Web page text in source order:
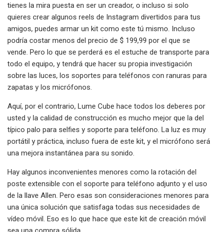
tienes la mira puesta en ser un creador, o incluso si solo
quieres crear algunos reels de Instagram divertidos para tus
amigos, puedes armar un kit como este tú mismo. Incluso
podría costar menos del precio de $ 199,99 por el que se
vende. Pero lo que se perderá es el estuche de transporte para
todo el equipo, y tendrá que hacer su propia investigación
sobre las luces, los soportes para teléfonos con ranuras para
zapatas y los micrófonos.
Aquí, por el contrario, Lume Cube hace todos los deberes por
usted y la calidad de construcción es mucho mejor que la del
típico palo para selfies y soporte para teléfono. La luz es muy
portátil y práctica, incluso fuera de este kit, y el micrófono será
una mejora instantánea para su sonido.
Hay algunos inconvenientes menores como la rotación del
poste extensible con el soporte para teléfono adjunto y el uso
de la llave Allen. Pero esas son consideraciones menores para
una única solución que satisfaga todas sus necesidades de
vídeo móvil. Eso es lo que hace que este kit de creación móvil